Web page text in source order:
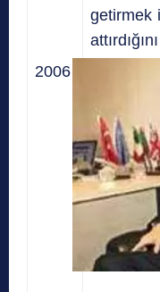
2006
getirmek